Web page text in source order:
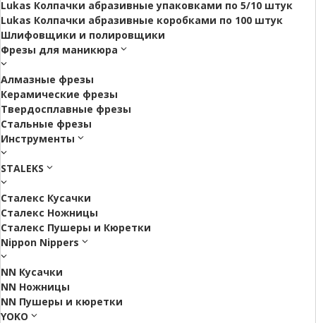
Lukas Колпачки абразивные упаковками по 5/10 штук
Lukas Колпачки абразивные коробками по 100 штук
Шлифовщики и полировщики
Фрезы для маникюра
Алмазные фрезы
Керамические фрезы
Твердосплавные фрезы
Стальные фрезы
Инструменты
STALEKS
Сталекс Кусачки
Сталекс Ножницы
Сталекс Пушеры и Кюретки
Nippon Nippers
NN Кусачки
NN Ножницы
NN Пушеры и кюретки
YOKO